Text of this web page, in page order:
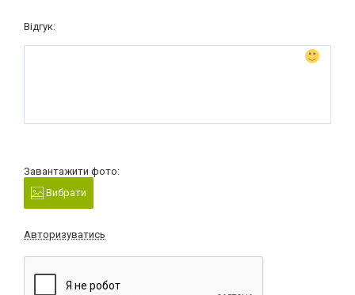
Відгук:
Завантажити фото:
Вибрати
Авторизуватись